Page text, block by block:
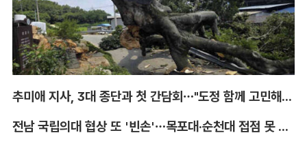
추미애 지사, 3대 종단과 첫 간담회…"도정 함께 고민해달라"
전남 국립의대 협상 또 '빈손'…목포대·순천대 접점 못 찾아